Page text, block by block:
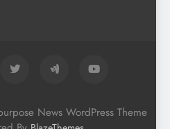
News WordPress Theme